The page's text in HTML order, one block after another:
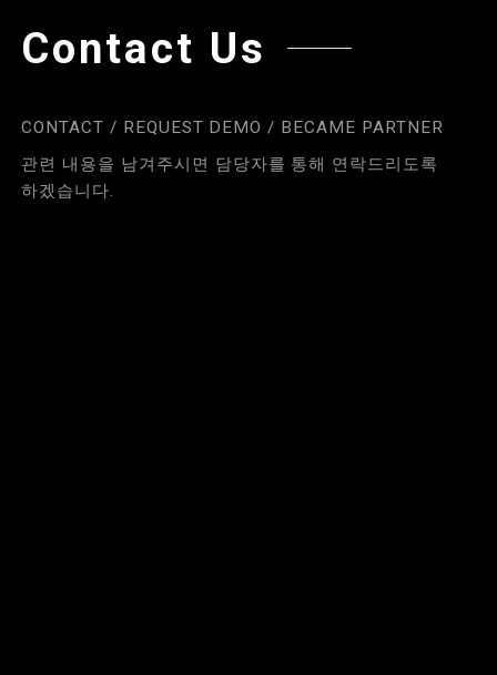
Contact Us
CONTACT / REQUEST DEMO / BECAME PARTNER
관련 내용을 남겨주시면 담당자를 통해 연락드리도록
하겠습니다.